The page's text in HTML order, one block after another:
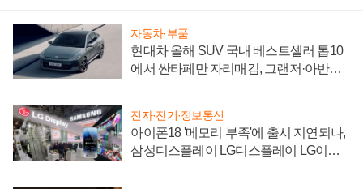
자동차·부품
현대차 올해 SUV 국내 베스트셀러 톱10
에서 싼타페만 자리매김, 그랜저·아반떼
전자·전기·정보통신
아이폰18 '메모리 부족'에 출시 지연되나,
삼성디스플레이 LG디스플레이 LG이노